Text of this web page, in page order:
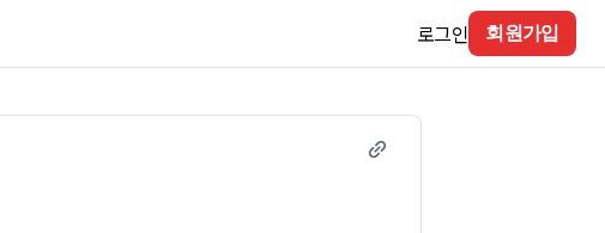
로그인 회원가입